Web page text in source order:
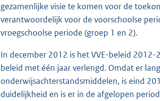
gezamenlijke visie te komen voor de
verantwoordelijk voor de voorschoolse
vroegschoolse periode (groep 1 en 2).
In december 2012 is het VVE-beleid 2012-
beleid met één jaar verlengd. Omdat er
onderwijsachterstandsmiddelen, is eind
duidelijkheid en is er in de afgelopen